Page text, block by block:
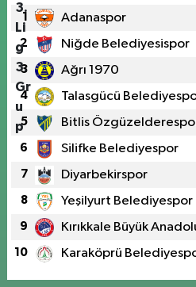
1 Adanaspor
2 Niğde Belediyesispor
3 Ağrı 1970
4 Talasgücü
5 Bitlis
6 Silifke Belediyespor
7 Diyarbekirspor
8 Yeşilyurt Belediyespor
9 Kırıkkale Büyük
10 Karaköprü